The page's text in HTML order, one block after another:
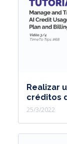
Realizar
créditos
25/3/2022